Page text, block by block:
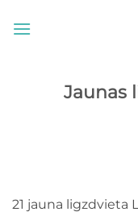
Jaunas
21 jauna ligzdvieta